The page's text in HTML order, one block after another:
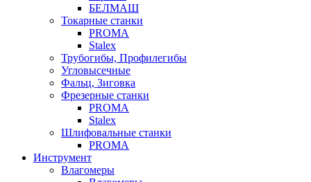
БЕЛМАШ
Токарные станки
PROMA
Stalex
Трубогибы, Профилегибы
Угловысечные
Фальц, Зиговка
Фрезерные станки
PROMA
Stalex
Шлифовальные станки
PROMA
Инструмент
Влагомеры